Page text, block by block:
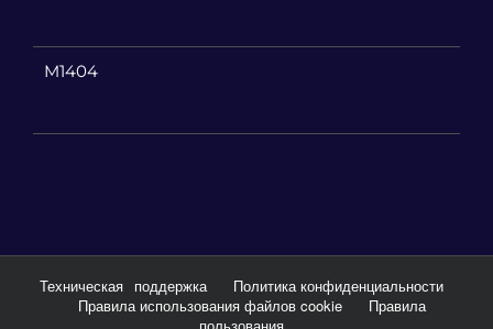
M1404
Техническая поддержка
Политика конфиденциальности
Правила использования файлов cookie
Правила